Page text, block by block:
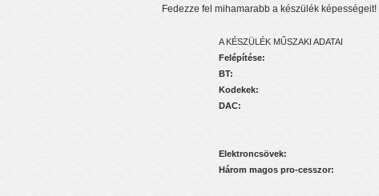
Fedezze fel mihamarabb a készülék képességeit!
A KÉSZÜLÉK MŰSZAKI ADATAI
Felépítése:
BT:
Kodekek:
DAC:
Elektroncsövek:
Három magos pro-cesszor: